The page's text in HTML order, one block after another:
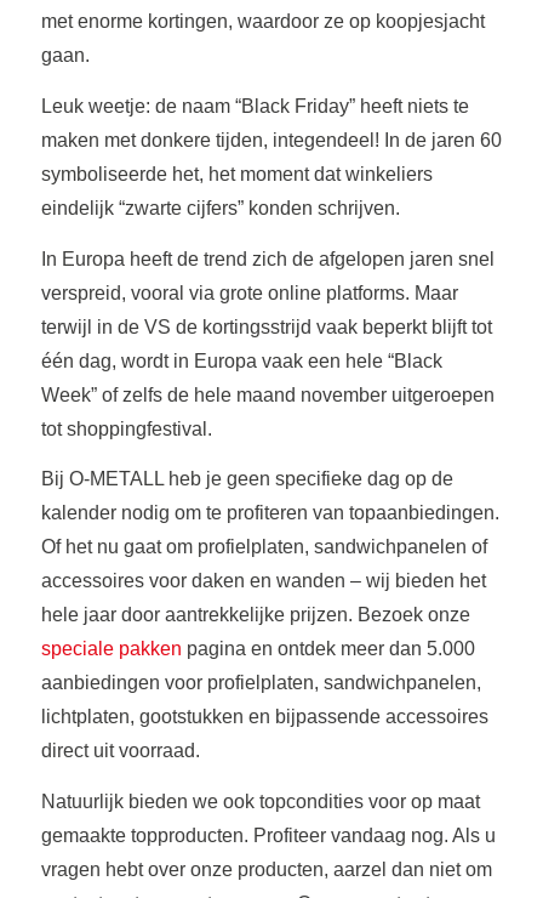
met enorme kortingen, waardoor ze op koopjesjacht
gaan.
Leuk weetje: de naam “Black Friday” heeft niets te
maken met donkere tijden, integendeel! In de jaren 60
symboliseerde het, het moment dat winkeliers
eindelijk “zwarte cijfers” konden schrijven.
In Europa heeft de trend zich de afgelopen jaren snel
verspreid, vooral via grote online platforms. Maar
terwijl in de VS de kortingsstrijd vaak beperkt blijft tot
één dag, wordt in Europa vaak een hele “Black
Week” of zelfs de hele maand november uitgeroepen
tot shoppingfestival.
Bij O-METALL heb je geen specifieke dag op de
kalender nodig om te profiteren van topaanbiedingen.
Of het nu gaat om profielplaten, sandwichpanelen of
accessoires voor daken en wanden – wij bieden het
hele jaar door aantrekkelijke prijzen. Bezoek onze
speciale pakken pagina en ontdek meer dan 5.000
aanbiedingen voor profielplaten, sandwichpanelen,
lichtplaten, gootstukken en bijpassende accessoires
direct uit voorraad.
Natuurlijk bieden we ook topcondities voor op maat
gemaakte topproducten. Profiteer vandaag nog. Als u
vragen hebt over onze producten, aarzel dan niet om